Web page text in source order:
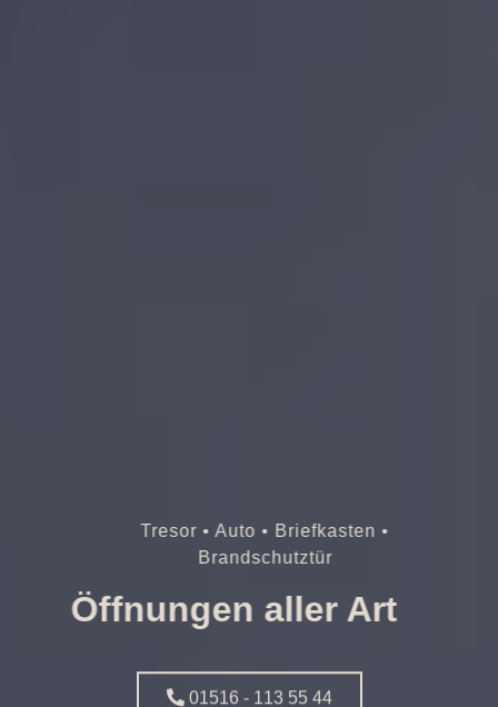
Tresor • Auto • Briefkasten •
Brandschutztür
Öffnungen aller Art
01516 - 113 55 44